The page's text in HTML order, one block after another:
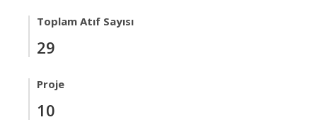
Toplam Atıf Sayısı
29
Proje
10